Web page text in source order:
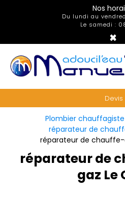
Nos
Du lundi au
Le samedi :
×
Devis
Plombier
réparateur de
réparateur de chauffe-
réparateur de
gaz Le
Panneau de gestion des cookies